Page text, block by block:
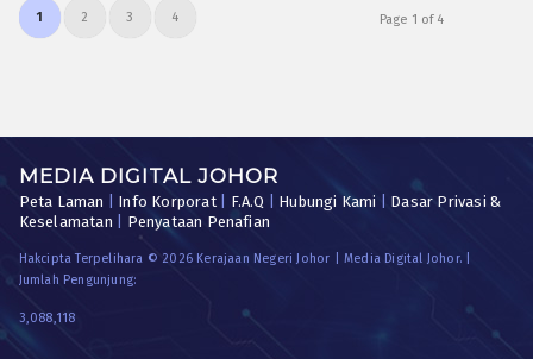
Page 1 of 4
1 2 3 4
MEDIA DIGITAL JOHOR
Peta Laman Info Korporat| F.A.Q Hubungi Kami
Dasar Privasi &
Keselamatan
Penyataan Penafian
Hakcipta Terpelihara © 2026 Kerajaan Negeri Johor | Media Digital Johor. |
Jumlah Pengunjung:
3,088,118